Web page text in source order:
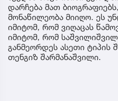
დარჩება მათ
მონაწილეობა მიიღო. ეს
იმიტომ, რომ ვიღაცას
იმიტომ, რომ
განმეორდეს ასეთი ტიპის
თენგიზ შარმანაშვილი.